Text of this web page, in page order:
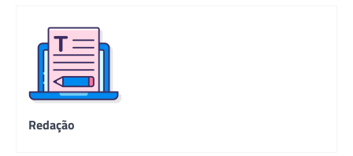
Redação